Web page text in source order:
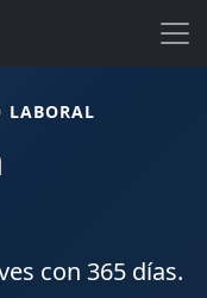
LABORAL
con 365 días.